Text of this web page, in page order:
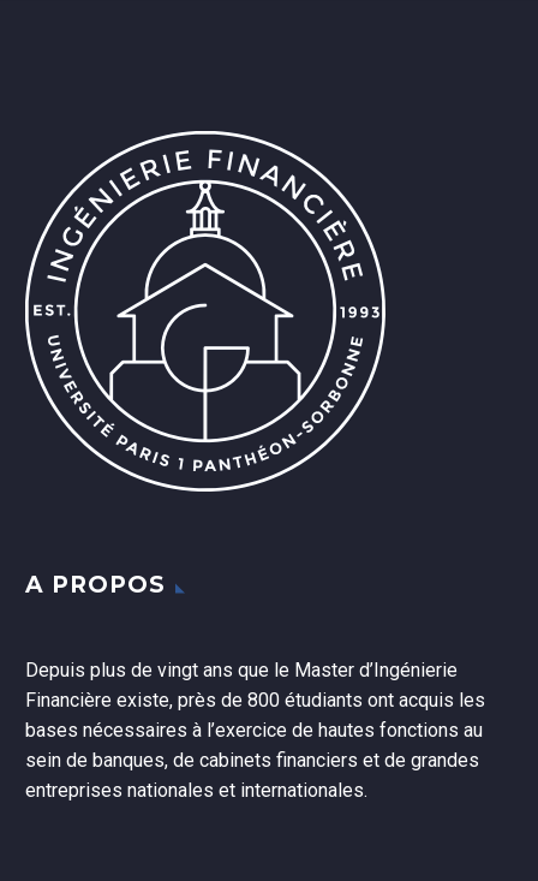
A PROPOS
Depuis plus de vingt ans que le Master d’Ingénierie
Financière existe, près de 800 étudiants ont acquis les
bases nécessaires à l’exercice de hautes fonctions au
sein de banques, de cabinets financiers et de grandes
entreprises nationales et internationales.